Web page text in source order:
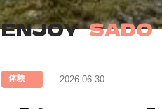
ENJOY SADO
体験 2026.06.30